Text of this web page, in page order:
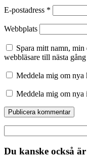
E-postadress *
Webbplats
Spara mitt namn, min
webbläsare till nästa
Meddela mig om nya
Meddela mig om nya
Du kanske också